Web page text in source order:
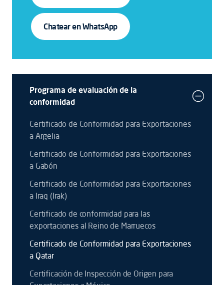
Chatear en WhatsApp
Programa de evaluación de la
conformidad
Certificado de Conformidad para Exportaciones
a Argelia
Certificado de Conformidad para Exportaciones
a Gabón
Certificado de Conformidad para Exportaciones
a Iraq (Irak)
Certificado de conformidad para las
exportaciones al Reino de Marruecos
Certificado de Conformidad para Exportaciones
a Qatar
Certificación de Inspección de Origen para